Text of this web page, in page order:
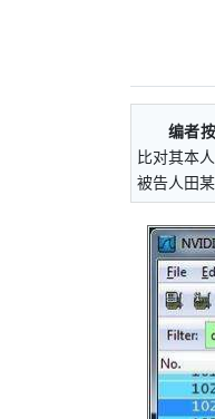
编者按
比对其本
被告人田